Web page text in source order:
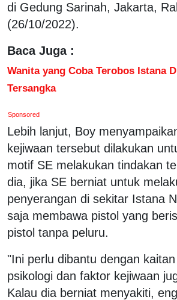
di Gedung Sarinah, Jakarta,
(26/10/2022).
Baca Juga :
Wanita yang Coba Terobos Istana
Tersangka
Sponsored
Lebih lanjut, Boy
kejiwaan tersebut dilakukan
motif SE melakukan tindakan
dia, jika SE berniat untuk
penyerangan di sekitar Istana
saja membawa pistol yang
pistol tanpa peluru.
"Ini perlu dibantu dengan
psikologi dan faktor kejiwaan
Kalau dia berniat menyakiti,